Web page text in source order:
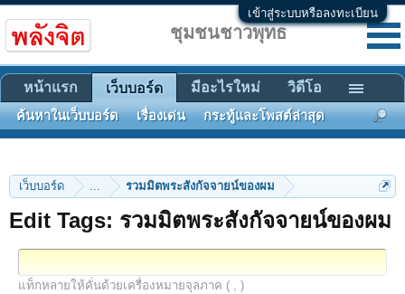
เข้าสู่ระบบหรือลงทะเบียน
เว็บบอร์ด ... รวมมิตพระสังกัจจายน์ของผม
Edit Tags: รวมมิตพระสังกัจจายน์ของผม
แท็กหลายให้คั่นด้วยเครื่องหมายจุลภาค ( , )
ชุมชนชาวพุทธ
หน้าแรก เว็บบอร์ด
ค้นหาในเว็บบอร์ด เรื่องเด่น กระทู้และโพสต์ล่าสุด
มีอะไรใหม่ วิดีโอ